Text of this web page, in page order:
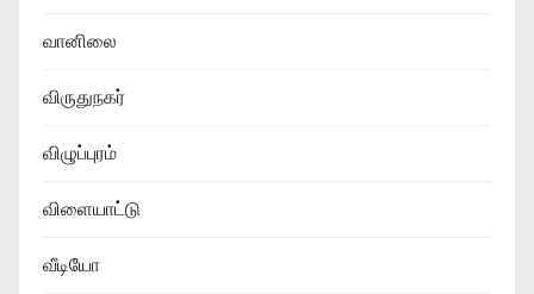
வானிலை
விருதுநகர்
விழுப்புரம்
விளையாட்டு
வீடியோ